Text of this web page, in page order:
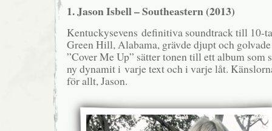
1. Jason Isbell ­­– Southeastern (2013)
Kentuckysevens definitiva soundtrack till 10-
Green Hill, Alabama, grävde djupt och
”Cover Me Up” sätter tonen till ett album som
ny dynamit i varje text och i varje låt.
för allt, Jason.